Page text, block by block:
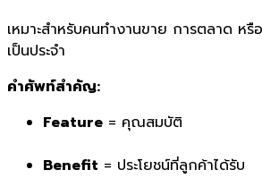
เหมาะสำหรับคนทำงานขาย การตลาด หรื
เป็นประจำ
คำศัพท์สำคัญ:
Feature = คุณสมบัติ
Benefit = ประโยชน์ที่ลูกค้าได้รับ